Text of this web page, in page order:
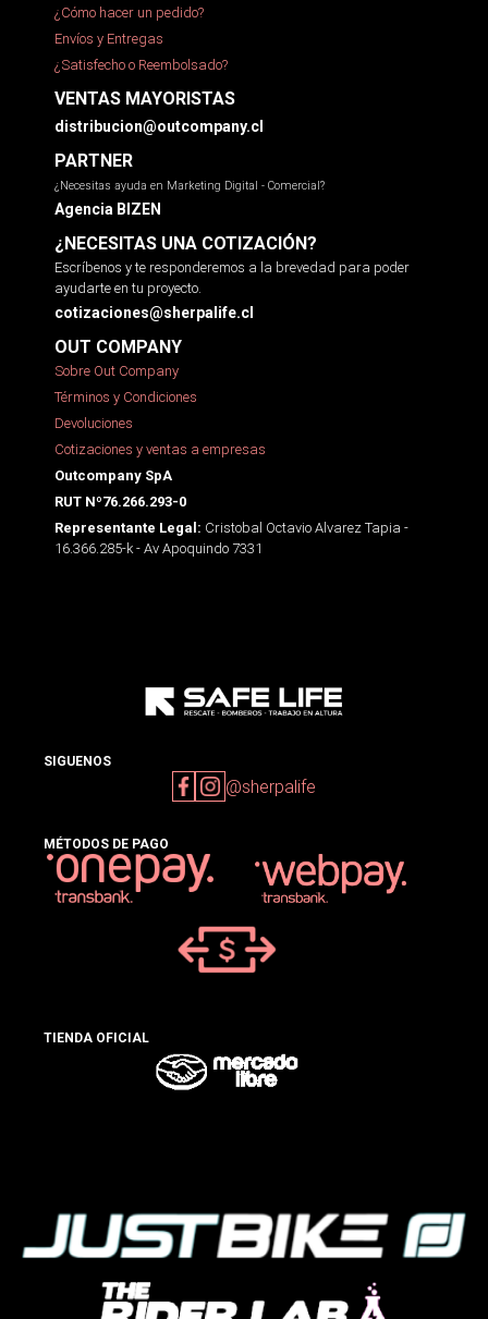
¿Cómo hacer un pedido?
Envíos y Entregas
¿Satisfecho o Reembolsado?
VENTAS MAYORISTAS
distribucion@outcompany.cl
PARTNER
¿Necesitas ayuda en Marketing Digital - Comercial?
Agencia BIZEN
¿NECESITAS UNA COTIZACIÓN?
Escríbenos y te responderemos a la brevedad para poder
ayudarte en tu proyecto.
cotizaciones@sherpalife.cl
OUT COMPANY
Sobre Out Company
Términos y Condiciones
Devoluciones
Cotizaciones y ventas a empresas
Outcompany SpA
RUT Nº76.266.293-0
Representante Legal: Cristobal Octavio Alvarez Tapia -
16.366.285-k - Av Apoquindo 7331
SIGUENOS
@sherpalife
MÉTODOS DE PAGO
TIENDA OFICIAL